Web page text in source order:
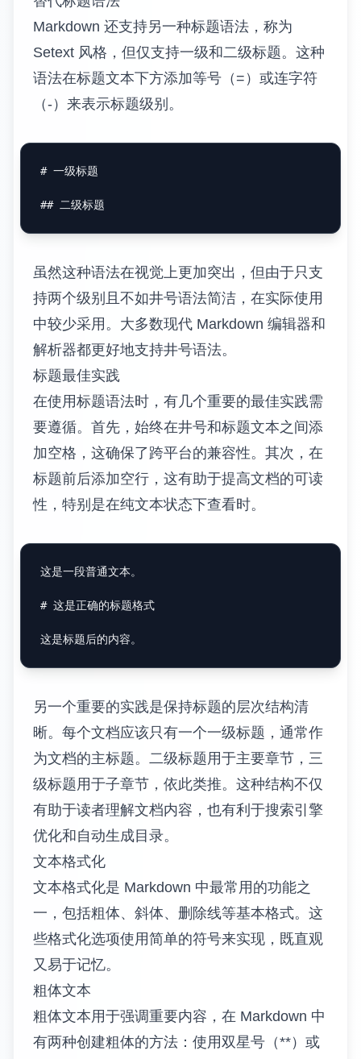
Markdown 还支持另一种标题语法，称为
Setext 风格，但仅支持一级和二级标题。这种
语法在标题文本下方添加等号（=）或连字符
（-）来表示标题级别。
# 一级标题
## 二级标题
虽然这种语法在视觉上更加突出，但由于只支
持两个级别且不如井号语法简洁，在实际使用
中较少采用。大多数现代 Markdown 编辑器和
解析器都更好地支持井号语法。
标题最佳实践
在使用标题语法时，有几个重要的最佳实践需
要遵循。首先，始终在井号和标题文本之间添
加空格，这确保了跨平台的兼容性。其次，在
标题前后添加空行，这有助于提高文档的可读
性，特别是在纯文本状态下查看时。
这是一段普通文本。
# 这是正确的标题格式
另一个重要的实践是保持标题的层次结构清
晰。每个文档应该只有一个一级标题，通常作
为文档的主标题。二级标题用于主要章节，三
级标题用于子章节，依此类推。这种结构不仅
有助于读者理解文档内容，也有利于搜索引擎
优化和自动生成目录。
文本格式化
文本格式化是 Markdown 中最常用的功能之
一，包括粗体、斜体、删除线等基本格式。这
些格式化选项使用简单的符号来实现，既直观
又易于记忆。
粗体文本
粗体文本用于强调重要内容，在 Markdown 中
有两种创建粗体的方法：使用双星号（**）或